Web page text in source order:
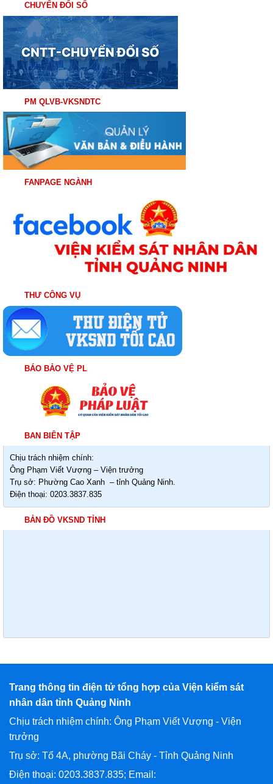
CHUYỂN ĐỔI SỐ
PM QLVB-VKSNDTC
FANPAGE NGÀNH
THƯ CÔNG VỤ
BÁO BẢO VỆ PL
BAN BIÊN TẬP
Chịu trách nhiệm chính:
Ông Phạm Viết Vượng – Viện trưởng
Trụ sở: Phường Cao Xanh – tỉnh Quảng Ninh.
Điện thoại: 0203.3837.835
BẢN ĐỒ VKSND TỈNH
Trang thông tin điện tử tổng hợp của Viện kiểm sát
nhân dân tỉnh Quảng Ninh
Chịu trách nhiệm chính: Ông Phạm Viết Vượng - Viện
trưởng
Trụ sở: Tổ 4A, phường Bãi Cháy - Tỉnh Quảng Ninh
Điện thoại: 0203.3837.835; Email: